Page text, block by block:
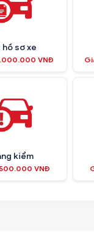
hồ sơ xe
VNĐ
kiểm
VNĐ